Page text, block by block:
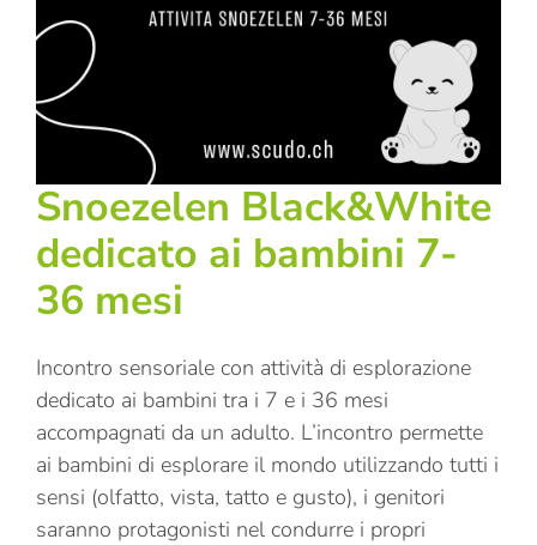
Snoezelen Black&White
dedicato ai bambini 7-
36 mesi
Incontro sensoriale con attività di esplorazione
dedicato ai bambini tra i 7 e i 36 mesi
accompagnati da un adulto. L’incontro permette
ai bambini di esplorare il mondo utilizzando tutti i
sensi (olfatto, vista, tatto e gusto), i genitori
saranno protagonisti nel condurre i propri